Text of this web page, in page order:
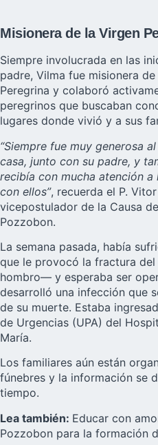
Misionera de la Virgen
Siempre involucrada en las
padre, Vilma fue misionera
Peregrina y colaboró
peregrinos que buscaban
lugares donde vivió y a sus
“Siempre fue muy generosa
casa, junto con su padre, y
recibía con mucha atención
con ellos”, recuerda el P.
vicepostulador de la Causa
Pozzobon.
La semana pasada, había
que le provocó la fractura
hombro— y esperaba ser
desarrolló una infección que
de su muerte. Estaba
de Urgencias (UPA) del
María.
Los familiares aún están
fúnebres y la información se
tiempo.
Lea también: Educar con
Pozzobon para la formación